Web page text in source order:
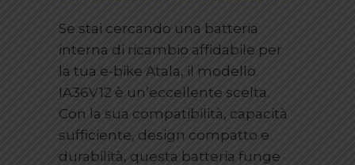
Se stai cercando una batteria
interna di ricambio affidabile per
la tua e-bike Atala, il modello
IA36V12 è un’eccellente scelta.
Con la sua compatibilità, capacità
sufficiente, design compatto e
durabilità, questa batteria funge